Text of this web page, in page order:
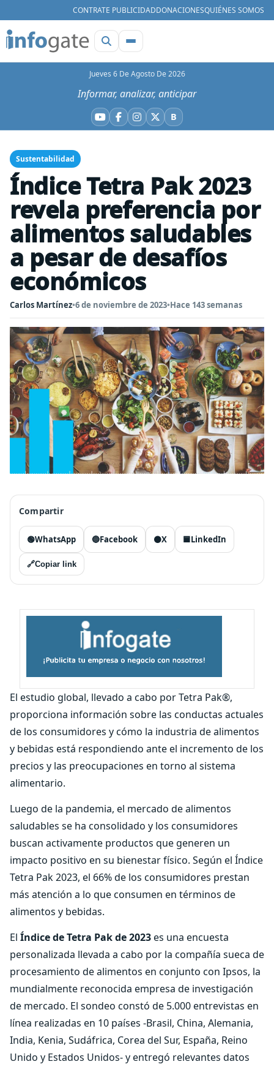
CONTRATE PUBLICIDADDONACIONESQUIÉNES SOMOS
Jueves 6 De Agosto De 2026
Informar, analizar, anticipar
YouTube
Facebook
Instagram
X BBluesky
Sustentabilidad
Índice Tetra Pak 2023
revela preferencia por
alimentos saludables
a pesar de desafíos
económicos
Carlos Martínez•6 de noviembre de 2023•Hace 143 semanas
Compartir
🟢WhatsApp 🔵Facebook ⚫X 🟦LinkedIn
🔗Copiar link
El estudio global, llevado a cabo por Tetra Pak®,
proporciona información sobre las conductas actuales
de los consumidores y cómo la industria de alimentos
y bebidas está respondiendo ante el incremento de los
precios y las preocupaciones en torno al sistema
alimentario.
Luego de la pandemia, el mercado de alimentos
saludables se ha consolidado y los consumidores
buscan activamente productos que generen un
impacto positivo en su bienestar físico. Según el Índice
Tetra Pak 2023, el 66% de los consumidores prestan
más atención a lo que consumen en términos de
alimentos y bebidas.
El Índice de Tetra Pak de 2023es una encuesta
personalizada llevada a cabo por la compañía sueca de
procesamiento de alimentos en conjunto con Ipsos, la
mundialmente reconocida empresa de investigación
de mercado. El sondeo constó de 5.000 entrevistas en
línea realizadas en 10 países -Brasil, China, Alemania,
India, Kenia, Sudáfrica, Corea del Sur, España, Reino
Unido y Estados Unidos- y entregó relevantes datos